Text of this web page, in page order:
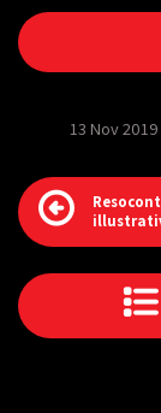
13 Nov 2019